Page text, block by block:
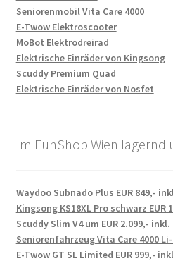
Seniorenmobil Vita Care 4000
E-Twow Elektroscooter
MoBot Elektrodreirad
Elektrische Einräder von Kingsong
Scuddy Premium Quad
Elektrische Einräder von Nosfet
Im FunShop Wien
Waydoo Subnado Plus EUR 849,-
Kingsong KS18XL Pro schwarz EUR
Scuddy Slim V4 um EUR 2.099,- inkl.
Seniorenfahrzeug Vita Care 4000
E-Twow GT SL Limited EUR 999,-